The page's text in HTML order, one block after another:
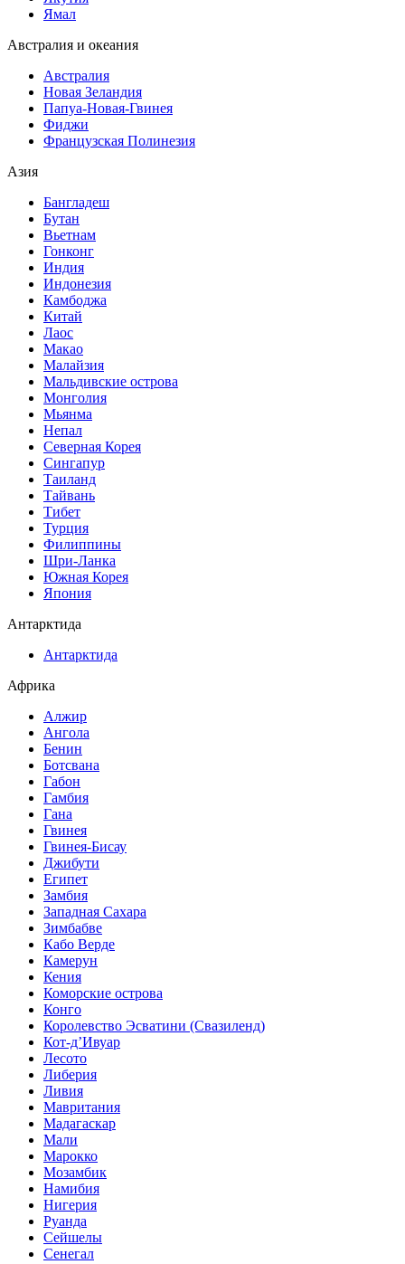
Ямал
Австралия и океания
Австралия
Новая Зеландия
Папуа-Новая-Гвинея
Фиджи
Французская Полинезия
Азия
Бангладеш
Бутан
Вьетнам
Гонконг
Индия
Индонезия
Камбоджа
Китай
Лаос
Макао
Малайзия
Мальдивские острова
Монголия
Мьянма
Непал
Северная Корея
Сингапур
Таиланд
Тайвань
Тибет
Турция
Филиппины
Шри-Ланка
Южная Корея
Япония
Антарктида
Антарктида
Африка
Алжир
Ангола
Бенин
Ботсвана
Габон
Гамбия
Гана
Гвинея
Гвинея-Бисау
Джибути
Египет
Замбия
Западная Сахара
Зимбабве
Кабо Верде
Камерун
Кения
Коморские острова
Конго
Королевство Эсватини (Свазиленд)
Кот-д’Ивуар
Лесото
Либерия
Ливия
Мавритания
Мадагаскар
Мали
Марокко
Мозамбик
Намибия
Нигерия
Руанда
Сейшелы
Сенегал